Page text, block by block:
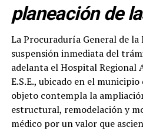
planeación de
La Procuraduría General de
suspensión inmediata del
adelanta el Hospital Regional
E.S.E., ubicado en el
objeto contempla la
estructural, remodelación y
médico por un valor que